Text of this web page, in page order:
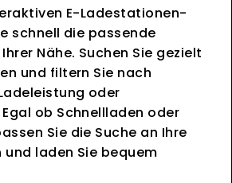
E-Ladestationen-
schnell die passende
Nähe. Suchen Sie gezielt
und filtern Sie nach
oder
ob Schnellladen oder
Sie die Suche an Ihre
und laden Sie bequem